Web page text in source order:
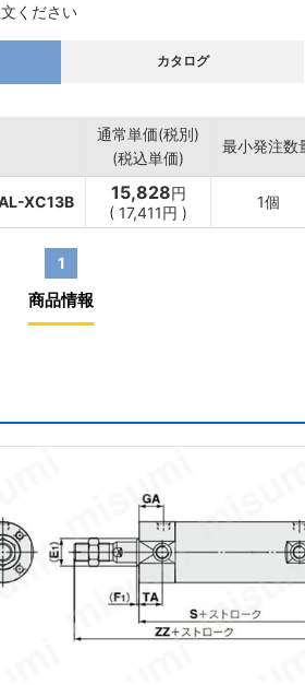
ください
カタログ
通常単価(税別)
(税込単価)
最小発注数
XC13B 15,828円
( 17,411円 )
1個
1
商品情報